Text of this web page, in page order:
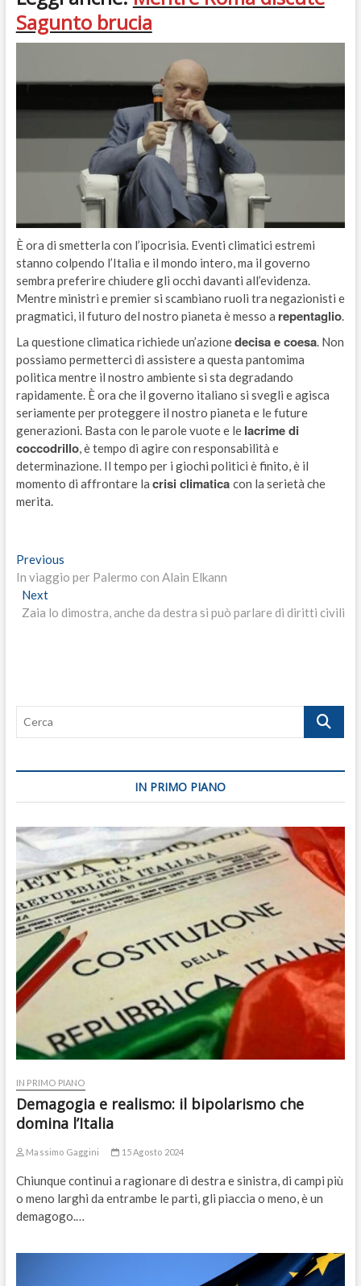
Sagunto brucia
È ora di smetterla con l’ipocrisia. Eventi climatici estremi
stanno colpendo l’Italia e il mondo intero, ma il governo
sembra preferire chiudere gli occhi davanti all’evidenza.
Mentre ministri e premier si scambiano ruoli tra negazionisti e
pragmatici, il futuro del nostro pianeta è messo a repentaglio.
La questione climatica richiede un’azionedecisa e coesa. Non
possiamo permetterci di assistere a questa pantomima
politica mentre il nostro ambiente si sta degradando
rapidamente. È ora che il governo italiano si svegli e agisca
seriamente per proteggere il nostro pianeta e le future
generazioni. Basta con le parole vuote e le lacrime di
coccodrillo, è tempo di agire con responsabilità e
determinazione. Il tempo per i giochi politici è finito, è il
momento di affrontare la crisi climatica con la serietà che
merita.
Navigazione
articoli
PreviousPrevious
post:
In viaggio per Palermo con Alain Elkann
NextNext
post:
Zaia lo dimostra, anche da destra si può parlare di diritti civili
Cerca
IN PRIMO PIANO
IN PRIMO PIANO
Demagogia e realismo: il bipolarismo che
domina l’Italia
Massimo Gaggini 15 Agosto 2024
Chiunque continui a ragionare di destra e sinistra, di campi più
o meno larghi da entrambe le parti, gli piaccia o meno, è un
demagogo.…